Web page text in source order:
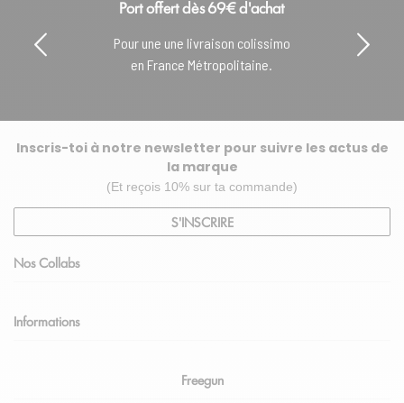
Port offert dès 69€ d'achat
Pour une une livraison colissimo
en France Métropolitaine.
Inscris-toi à notre newsletter pour suivre les actus de
la marque
(Et reçois 10% sur ta commande)
S'INSCRIRE
Nos Collabs
Informations
Freegun